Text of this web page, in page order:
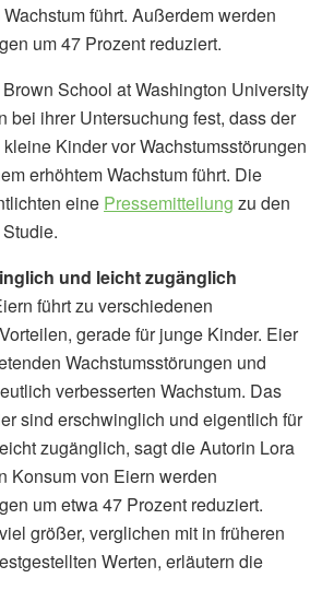
führt. Außerdem werden
um 47 Prozent reduziert.
School at Washington University
bei ihrer Untersuchung fest, dass der
Kinder vor Wachstumsstörungen
erhöhtem Wachstum führt. Die
eine Pressemitteilung zu den
und leicht zugänglich
führt zu verschiedenen
gerade für junge Kinder. Eier
Wachstumsstörungen und
verbesserten Wachstum. Das
sind erschwinglich und eigentlich für
zugänglich, sagt die Autorin Lora
Konsum von Eiern werden
um etwa 47 Prozent reduziert.
größer, verglichen mit in früheren
Werten, erläutern die